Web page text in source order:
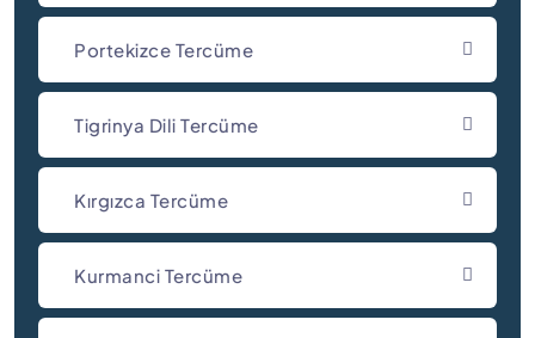
Portekizce Tercüme
Tigrinya Dili Tercüme
Kırgızca Tercüme
Kurmanci Tercüme